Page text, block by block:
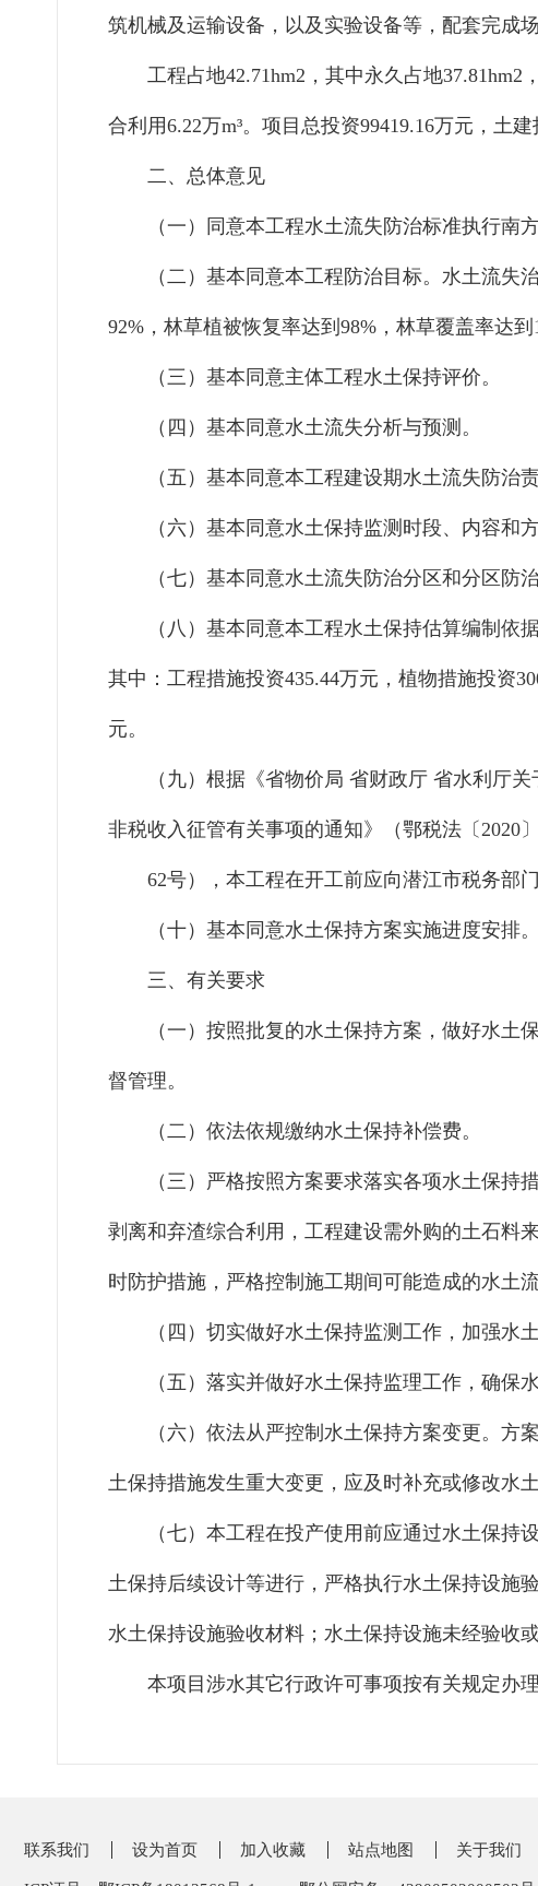
筑机械及运输设备，以及实验设备等，配套完成
工程占地42.71hm2 ， 其中永久占地37.81hm2 ，
合利用6.22万m³。 项目总投资99419.16万元，土建
二、总体意见
（一） 同意本工程水土流失防治标准执行南
（二） 基本同意本工程 防治目标。水土流失
92% ，林草植被恢复率达到 98% ，林草覆盖率达到
（三） 基本同意主体工程水土保持评价。
（四） 基本同意水土流失分析与预测。
（五） 基本同意本工程建设期水土流失防治
（六） 基本同意水土保持监测时段、内容和方
（七） 基本同意水土流失防治分区和分区防治
（八） 基本同意本工程水土保持估算编制依
其中：工程措施投资435.44万元，植物措施投资
元。
（九） 根据《省物价局 省财政厅 省水利厅关
非税收入征管有关事项的通知》（鄂税法〔 2020 〕
62号）， 本工程在开工前应向潜江市税务部
（十） 基本同意水土保持方案实施进度安排。
三、有关要求
（一） 按照批复的水土保持方案，做好水土
督管理。
（二） 依法依规缴纳水土保持补偿费。
（三） 严格按照方案要求落实各项水土保持
剥离和弃渣综合利用，工程建设需外购的土石料
时防护措施，严格控制施工期间可能造成的水土流
（四） 切实做好水土保持监测工作，加强水
（五） 落实并做好水土保持监理工作，确保
（六）依法从严控制水土保持方案变更。
土保持措施发生重大变更，应及时补充或修改水
（七）本工程在投产使用前应通过水土保持
土保持后续设计等进行，严格执行水土保持设施
水土保持设施验收材料；水土保持设施未经验收
本项目涉水其它行政许可事项按有关规定办理
联系我们 设为首页 加入收藏 站点地图 关于我们